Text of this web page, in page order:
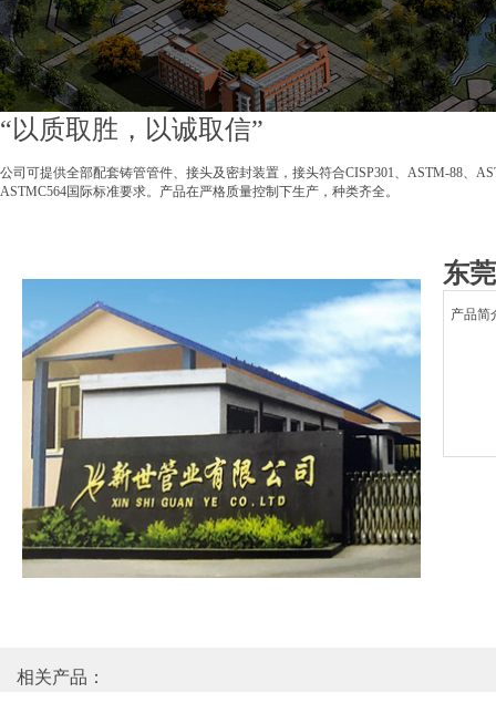
“以质取胜，以诚取信”
公司可提供全部配套铸管管件、接头及密封装置，接头符合CISP301、ASTM-88、
ASTMC564国际标准要求。产品在严格质量控制下生产，种类齐全。
东
产品简
相关产品：